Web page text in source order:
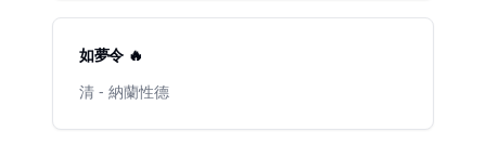
如夢令 🔥
清 - 納蘭性德